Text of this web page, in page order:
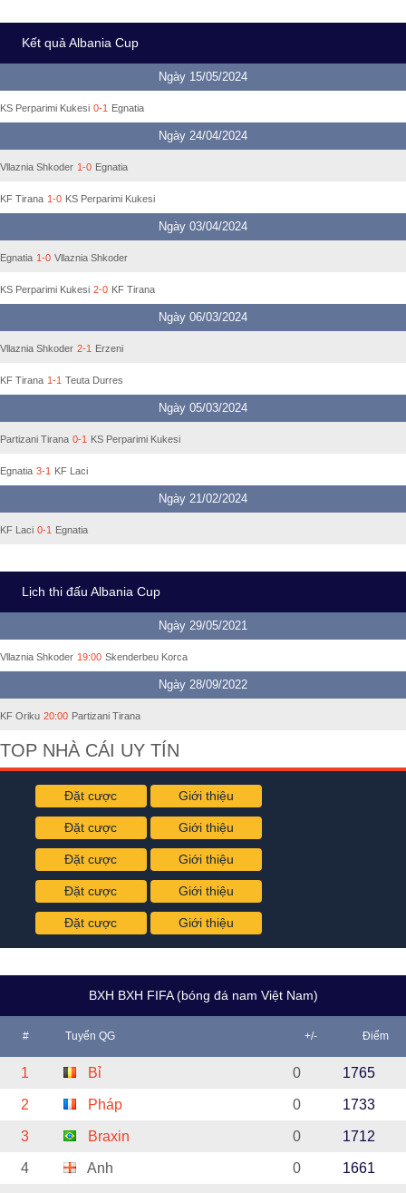
Kết quả Albania Cup
Ngày 15/05/2024
KS Perparimi Kukesi 0-1 Egnatia
Ngày 24/04/2024
Vllaznia Shkoder 1-0 Egnatia
KF Tirana 1-0 KS Perparimi Kukesi
Ngày 03/04/2024
Egnatia 1-0 Vllaznia Shkoder
KS Perparimi Kukesi 2-0 KF Tirana
Ngày 06/03/2024
Vllaznia Shkoder 2-1 Erzeni
KF Tirana 1-1 Teuta Durres
Ngày 05/03/2024
Partizani Tirana 0-1 KS Perparimi Kukesi
Egnatia 3-1 KF Laci
Ngày 21/02/2024
KF Laci 0-1 Egnatia
Lịch thi đấu Albania Cup
Ngày 29/05/2021
Vllaznia Shkoder 19:00 Skenderbeu Korca
Ngày 28/09/2022
KF Oriku 20:00 Partizani Tirana
TOP NHÀ CÁI UY TÍN
Đặt cược Giới thiệu
Đặt cược Giới thiệu
Đặt cược Giới thiệu
Đặt cược Giới thiệu
Đặt cược Giới thiệu
BXH BXH FIFA (bóng đá nam Việt Nam)
# Tuyển QG +/- Điểm
1 Bỉ 0 1765
2 Pháp 0 1733
3 Braxin 0 1712
4 Anh 0 1661